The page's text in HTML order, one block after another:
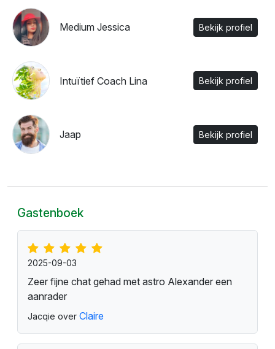
Medium Jessica Bekijk profiel
Intuïtief Coach Lina Bekijk profiel
Jaap Bekijk profiel
Gastenboek
2025-09-03
Zeer fijne chat gehad met astro Alexander een
aanrader
Jacqie over Claire